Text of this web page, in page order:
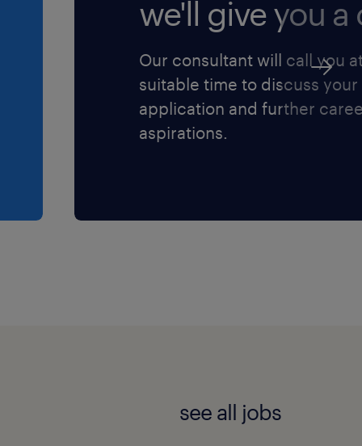
we'll give you a
Our consultant will call you
suitable time to discuss your
application and further
aspirations.
see all jobs